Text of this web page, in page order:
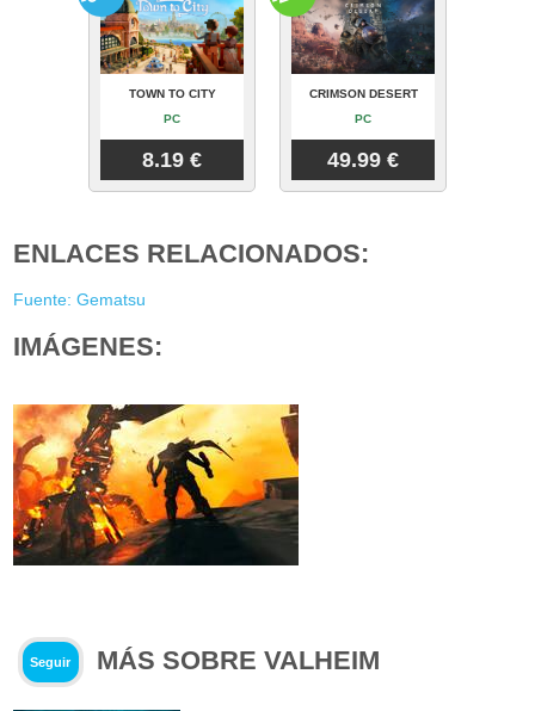
TOWN TO CITY
PC
8.19 €
CRIMSON DESERT
PC
49.99 €
ENLACES RELACIONADOS:
Fuente: Gematsu
IMÁGENES:
Seguir MÁS SOBRE VALHEIM